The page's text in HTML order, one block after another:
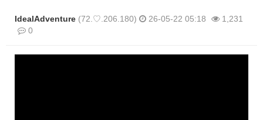
IdealAdventure (72.♡.206.180) 26-05-22 05:18
1,231
0